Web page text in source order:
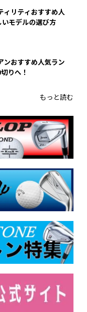
ィリティおすすめ人
モデルの選び方
ンおすすめ人気ラン
りへ！
もっと読む